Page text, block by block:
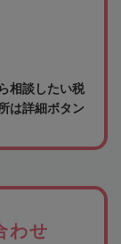
相談したい税
は詳細ボタン
わせ